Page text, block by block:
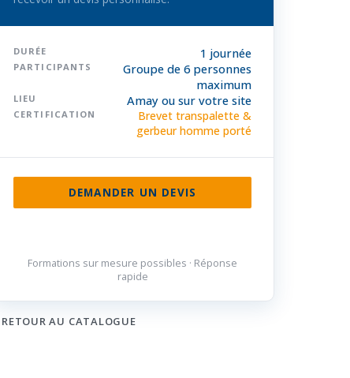
DURÉE 1 journée
PARTICIPANTS
Groupe de 6 personnes
maximum
LIEU Amay ou sur votre site
CERTIFICATION
Brevet transpalette &
gerbeur homme porté
DEMANDER UN DEVIS
Formations sur mesure possibles · Réponse
rapide
RETOUR AU CATALOGUE